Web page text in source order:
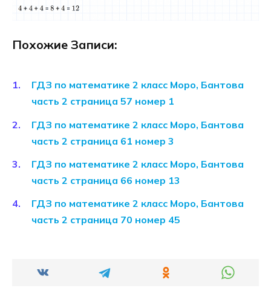
Похожие Записи:
ГДЗ по математике 2 класс Моро, Бантова
часть 2 страница 57 номер 1
ГДЗ по математике 2 класс Моро, Бантова
часть 2 страница 61 номер 3
ГДЗ по математике 2 класс Моро, Бантова
часть 2 страница 66 номер 13
ГДЗ по математике 2 класс Моро, Бантова
часть 2 страница 70 номер 45